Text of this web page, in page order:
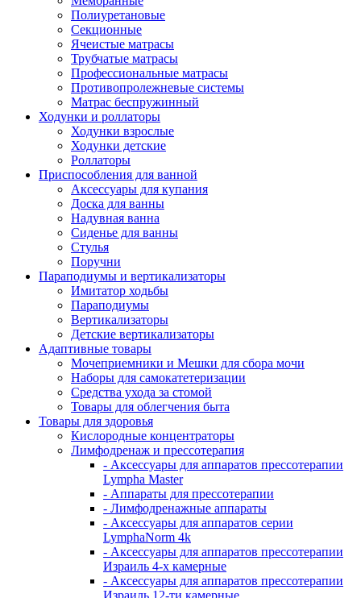
Полиуретановые
Секционные
Ячеистые матрасы
Трубчатые матрасы
Профессиональные матрасы
Противопролежневые системы
Матрас беспружинный
Ходунки и роллаторы
Ходунки взрослые
Ходунки детские
Роллаторы
Приспособления для ванной
Аксессуары для купания
Доска для ванны
Надувная ванна
Сиденье для ванны
Стулья
Поручни
Параподиумы и вертикализаторы
Имитатор ходьбы
Параподиумы
Вертикализаторы
Детские вертикализаторы
Адаптивные товары
Мочеприемники и Мешки для сбора мочи
Наборы для самокатетеризации
Средства ухода за стомой
Товары для облегчения быта
Товары для здоровья
Кислородные концентраторы
Лимфодренаж и прессотерапия
- Аксессуары для аппаратов прессотерапии
Lympha Master
- Аппараты для прессотерапии
- Лимфодренажные аппараты
- Аксессуары для аппаратов серии
LymphaNorm 4k
- Аксессуары для аппаратов прессотерапии
Израиль 4-х камерные
- Аксессуары для аппаратов прессотерапии
Израиль 12-ти камерные